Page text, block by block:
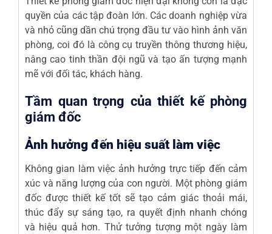
quyền của các tập đoàn lớn. Các doanh nghiệp vừa
và nhỏ cũng dần chú trọng đầu tư vào hình ảnh văn
phòng, coi đó là công cụ truyền thông thương hiệu,
nâng cao tinh thần đội ngũ và tạo ấn tượng mạnh
mẽ với đối tác, khách hàng.
Tầm quan trọng của thiết kế phòng
giám đốc
Ảnh hưởng đến hiệu suất làm việc
Không gian làm việc ảnh hưởng trực tiếp đến cảm
xúc và năng lượng của con người. Một phòng giám
đốc được thiết kế tốt sẽ tạo cảm giác thoải mái,
thúc đẩy sự sáng tạo, ra quyết định nhanh chóng
và hiệu quả hơn. Thử tưởng tượng một ngày làm